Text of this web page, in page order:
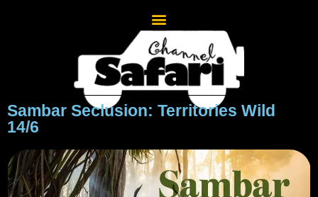
Sambar Seclusion: Territories Wild
14/6